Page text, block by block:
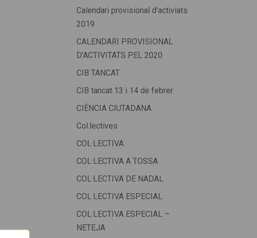
Calendari provisional d'activiats
2019
CALENDARI PROVISIONAL
D'ACTIVITATS PEL 2020
CIB TANCAT
CIB tancat 13 i 14 de febrer
CIÈNCIA CIUTADANA
Col.lectives
COL·LECTIVA
COL·LECTIVA A TOSSA
COL·LECTIVA DE NADAL
COL·LECTIVA ESPECIAL
COL·LECTIVA ESPECIAL –
NETEJA